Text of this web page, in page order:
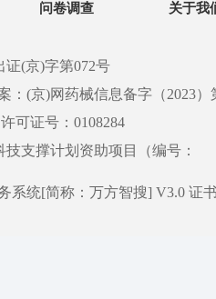
问卷调查 关于我
证(京)字第072号
：(京)网药械信息备字（2023）
可证号：0108284
支撑计划资助项目（编号：
系统[简称：万方智搜] V3.0 证